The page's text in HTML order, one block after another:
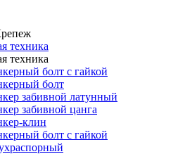
техника
техника
болт с гайкой
болт
забивной латунный
забивной цанга
клин
болт с гайкой